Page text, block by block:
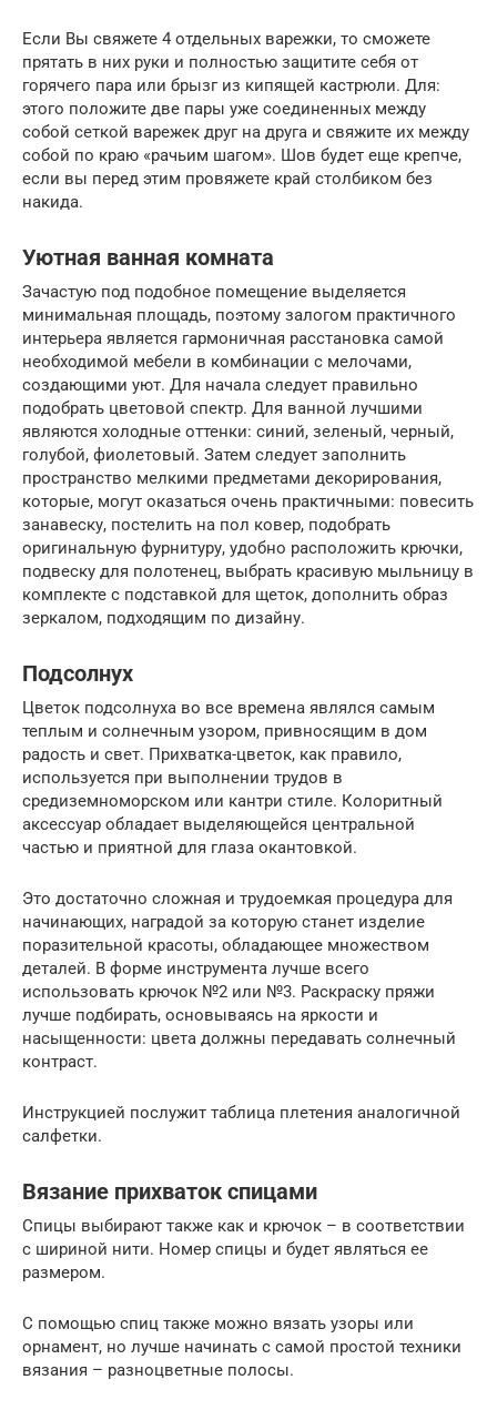
Если Вы свяжете 4 отдельных варежки, то сможете
прятать в них руки и полностью защитите себя от
горячего пара или брызг из кипящей кастрюли. Для:
этого положите две пары уже соединенных между
собой сеткой варежек друг на друга и свяжите их между
собой по краю «рачьим шагом». Шов будет еще крепче,
если вы перед этим провяжете край столбиком без
накида.
Уютная ванная комната
Зачастую под подобное помещение выделяется
минимальная площадь, поэтому залогом практичного
интерьера является гармоничная расстановка самой
необходимой мебели в комбинации с мелочами,
создающими уют. Для начала следует правильно
подобрать цветовой спектр. Для ванной лучшими
являются холодные оттенки: синий, зеленый, черный,
голубой, фиолетовый. Затем следует заполнить
пространство мелкими предметами декорирования,
которые, могут оказаться очень практичными: повесить
занавеску, постелить на пол ковер, подобрать
оригинальную фурнитуру, удобно расположить крючки,
подвеску для полотенец, выбрать красивую мыльницу в
комплекте с подставкой для щеток, дополнить образ
зеркалом, подходящим по дизайну.
Подсолнух
Цветок подсолнуха во все времена являлся самым
теплым и солнечным узором, привносящим в дом
радость и свет. Прихватка-цветок, как правило,
используется при выполнении трудов в
средиземноморском или кантри стиле. Колоритный
аксессуар обладает выделяющейся центральной
частью и приятной для глаза окантовкой.
Это достаточно сложная и трудоемкая процедура для
начинающих, наградой за которую станет изделие
поразительной красоты, обладающее множеством
деталей. В форме инструмента лучше всего
использовать крючок №2 или №3. Раскраску пряжи
лучше подбирать, основываясь на яркости и
насыщенности: цвета должны передавать солнечный
контраст.
Инструкцией послужит таблица плетения аналогичной
салфетки.
Вязание прихваток спицами
Спицы выбирают также как и крючок – в соответствии
с шириной нити. Номер спицы и будет являться ее
размером.
С помощью спиц также можно вязать узоры или
орнамент, но лучше начинать с самой простой техники
вязания – разноцветные полосы.